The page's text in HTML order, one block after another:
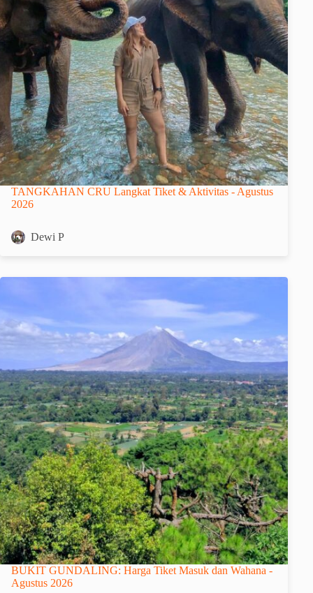
TANGKAHAN CRU Langkat Tiket & Aktivitas - Agustus
2026
Dewi P
BUKIT GUNDALING: Harga Tiket Masuk dan Wahana -
Agustus 2026